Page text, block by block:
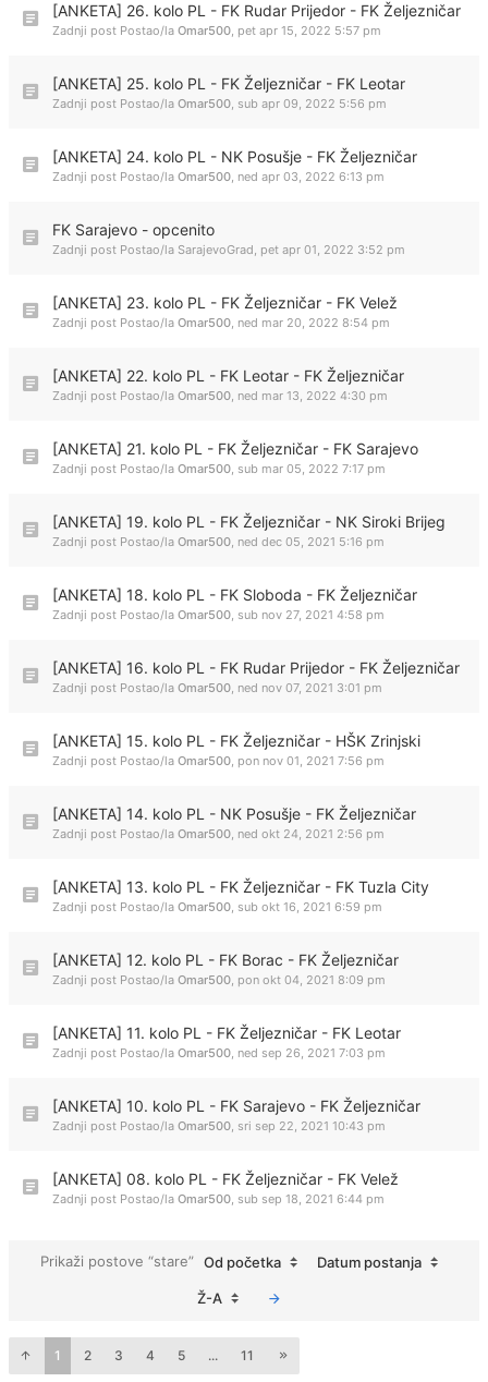
[ANKETA] 26. kolo PL - FK Rudar Prijedor - FK Željezničar
Zadnji post Postao/la Omar500, pet apr 15, 2022 5:57 pm
[ANKETA] 25. kolo PL - FK Željezničar - FK Leotar
Zadnji post Postao/la Omar500, sub apr 09, 2022 5:56 pm
[ANKETA] 24. kolo PL - NK Posušje - FK Željezničar
Zadnji post Postao/la Omar500, ned apr 03, 2022 6:13 pm
FK Sarajevo - opcenito
Zadnji post Postao/la SarajevoGrad, pet apr 01, 2022 3:52 pm
[ANKETA] 23. kolo PL - FK Željezničar - FK Velež
Zadnji post Postao/la Omar500, ned mar 20, 2022 8:54 pm
[ANKETA] 22. kolo PL - FK Leotar - FK Željezničar
Zadnji post Postao/la Omar500, ned mar 13, 2022 4:30 pm
[ANKETA] 21. kolo PL - FK Željezničar - FK Sarajevo
Zadnji post Postao/la Omar500, sub mar 05, 2022 7:17 pm
[ANKETA] 19. kolo PL - FK Željezničar - NK Siroki Brijeg
Zadnji post Postao/la Omar500, ned dec 05, 2021 5:16 pm
[ANKETA] 18. kolo PL - FK Sloboda - FK Željezničar
Zadnji post Postao/la Omar500, sub nov 27, 2021 4:58 pm
[ANKETA] 16. kolo PL - FK Rudar Prijedor - FK Željezničar
Zadnji post Postao/la Omar500, ned nov 07, 2021 3:01 pm
[ANKETA] 15. kolo PL - FK Željezničar - HŠK Zrinjski
Zadnji post Postao/la Omar500, pon nov 01, 2021 7:56 pm
[ANKETA] 14. kolo PL - NK Posušje - FK Željezničar
Zadnji post Postao/la Omar500, ned okt 24, 2021 2:56 pm
[ANKETA] 13. kolo PL - FK Željezničar - FK Tuzla City
Zadnji post Postao/la Omar500, sub okt 16, 2021 6:59 pm
[ANKETA] 12. kolo PL - FK Borac - FK Željezničar
Zadnji post Postao/la Omar500, pon okt 04, 2021 8:09 pm
[ANKETA] 11. kolo PL - FK Željezničar - FK Leotar
Zadnji post Postao/la Omar500, ned sep 26, 2021 7:03 pm
[ANKETA] 10. kolo PL - FK Sarajevo - FK Željezničar
Zadnji post Postao/la Omar500, sri sep 22, 2021 10:43 pm
[ANKETA] 08. kolo PL - FK Željezničar - FK Velež
Zadnji post Postao/la Omar500, sub sep 18, 2021 6:44 pm
Prikaži postove “stare” Od početka Datum postanja
Ž-A
1 2 3 4 5 ... 11